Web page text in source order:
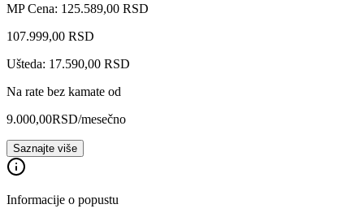
MP Cena: 125.589,00 RSD
107.999,00 RSD
Ušteda: 17.590,00 RSD
Na rate bez kamate od
9.000,00RSD/mesečno
Saznajte više
Informacije o popustu